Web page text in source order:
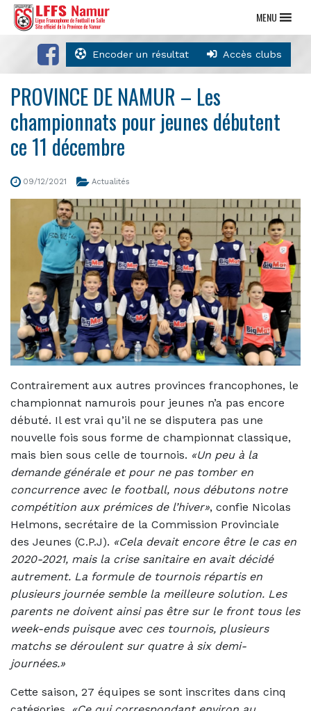
Encoder un résultat Accès clubs
MENU
PROVINCE DE NAMUR – Les
championnats pour jeunes débutent
ce 11 décembre
09/12/2021 Actualités
Contrairement aux autres provinces francophones, le
championnat namurois pour jeunes n’a pas encore
débuté. Il est vrai qu’il ne se disputera pas une
nouvelle fois sous forme de championnat classique,
mais bien sous celle de tournois. «Un peu à la
demande générale et pour ne pas tomber en
concurrence avec le football, nous débutons notre
compétition aux prémices de l’hiver», confie Nicolas
Helmons, secrétaire de la Commission Provinciale
des Jeunes (C.P.J). «Cela devait encore être le cas en
2020-2021, mais la crise sanitaire en avait décidé
autrement. La formule de tournois répartis en
plusieurs journée semble la meilleure solution. Les
parents ne doivent ainsi pas être sur le front tous les
week-ends puisque avec ces tournois, plusieurs
matchs se déroulent sur quatre à six demi-
journées.»
Cette saison, 27 équipes se sont inscrites dans cinq